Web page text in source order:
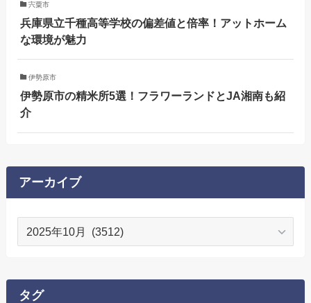
宍粟市
兵庫県立千種高等学校の偏差値と倍率！アットホーム
な環境が魅力
伊勢原市
伊勢原市の精米所5選！フラワーランドとJA湘南も紹
介
アーカイブ
イ
ブ
タグ